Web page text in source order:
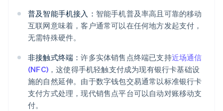
普及智能手机接入： 智能手机普及率高且可靠的移动
互联网意味着，客户通常可以在任何地方发起支付，
无需特殊硬件。
非接触式终端：许多实体销售点终端已支持近场通信
(NFC) ，这使得手机轻触支付成为现有银行卡基础设
施的自然延伸。由于数字钱包交易通常以标准银行卡
支付方式处理，现代销售点平台可以自动对账移动支
付。